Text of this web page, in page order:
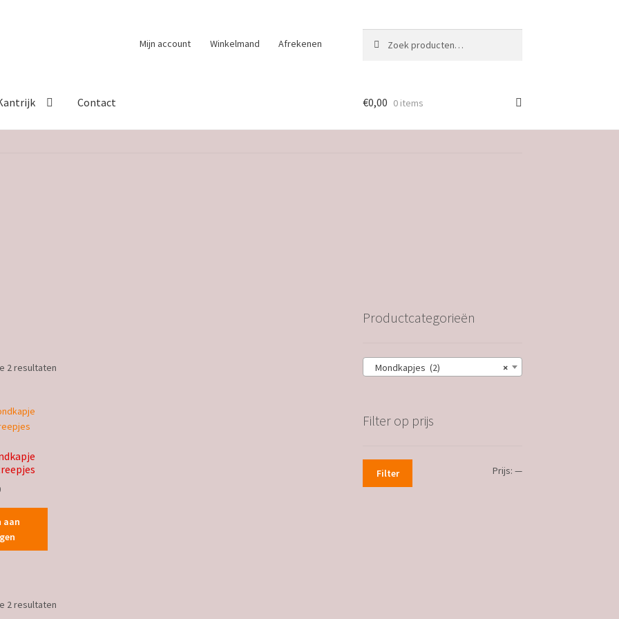
Mijn account Winkelmand Afrekenen
naar:
Contact €0,00 0 items
2 resultaten
aan
2 resultaten
Productcategorieën
×
Mondkapjes (2)
Filter op prijs
Min.
Max.
Filter Prijs: —